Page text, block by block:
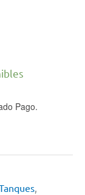
Pago.
,